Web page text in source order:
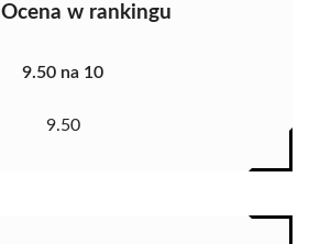
Ocena w rankingu
9.50 na 10
9.50